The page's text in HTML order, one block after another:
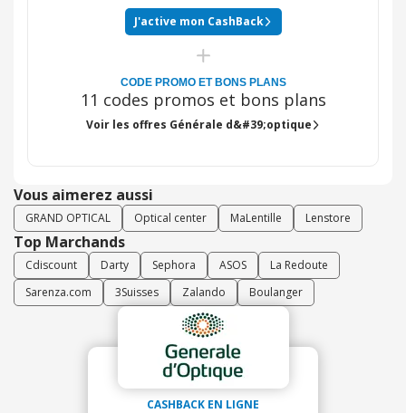
J'active mon CashBack
CODE PROMO ET BONS PLANS
11 codes promos et bons plans
Voir les offres Générale d&#39;optique
Vous aimerez aussi
GRAND OPTICAL Optical center MaLentille Lenstore
Top Marchands
Cdiscount Darty Sephora ASOS
La Redoute
Sarenza.com
3Suisses Zalando Boulanger
CASHBACK EN LIGNE